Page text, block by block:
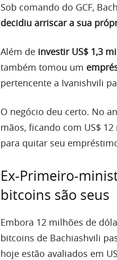
Sob comando do GCF,
decidiu arriscar a sua
Além de investir US$ 1,3
também tomou um
pertencente a Ivanishvili
O negócio deu certo. No
mãos, ficando com US$
para quitar seu
Ex-Primeiro-
bitcoins são seus
Embora 12 milhões de
bitcoins de Bachiashvili
hoje estão avaliados em